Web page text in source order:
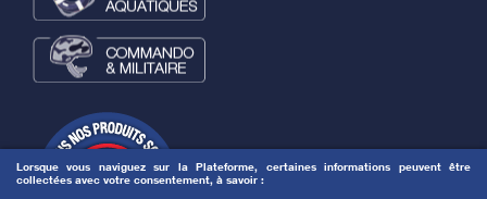
Lorsque vous naviguez sur la Plateforme, certaines informations peuvent être
collectées avec votre consentement, à savoir :